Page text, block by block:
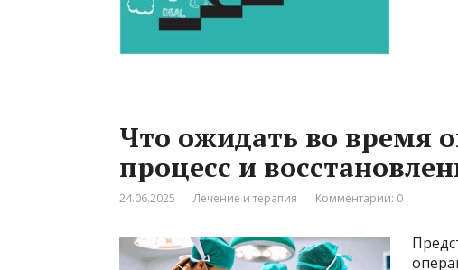
Что ожидать во время
процесс и
24.06.2025 Лечение и терапия Комментарии: 0